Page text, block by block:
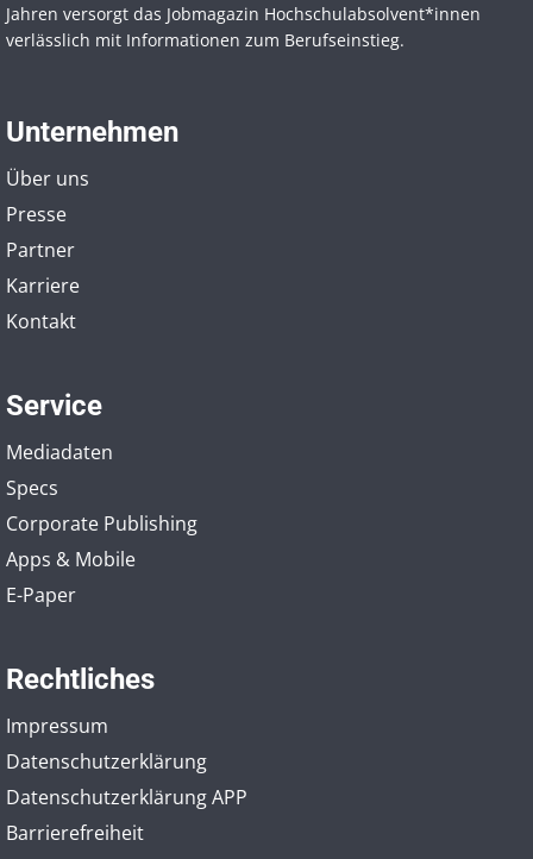
Jahren versorgt das Jobmagazin Hochschul­absolvent*innen
verlässlich mit Informationen zum Berufseinstieg.
Unternehmen
Über uns
Presse
Partner
Karriere
Kontakt
Service
Mediadaten
Specs
Corporate Publishing
Apps & Mobile
E-Paper
Rechtliches
Impressum
Datenschutzerklärung
Datenschutzerklärung APP
Barrierefreiheit